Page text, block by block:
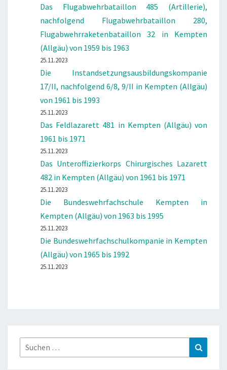
Das Flugabwehrbataillon 485 (Artillerie),
nachfolgend Flugabwehrbataillon 280,
Flugabwehrraketenbataillon 32 in Kempten
(Allgäu) von 1959 bis 1963
25.11.2023
Die Instandsetzungsausbildungskompanie
17/II, nachfolgend 6/8, 9/II in Kempten (Allgäu)
von 1961 bis 1993
25.11.2023
Das Feldlazarett 481 in Kempten (Allgäu) von
1961 bis 1971
25.11.2023
Das Unteroffizierkorps Chirurgisches Lazarett
482 in Kempten (Allgäu) von 1961 bis 1971
25.11.2023
Die Bundeswehrfachschule Kempten in
Kempten (Allgäu) von 1963 bis 1995
25.11.2023
Die Bundeswehrfachschulkompanie in Kempten
(Allgäu) von 1965 bis 1992
25.11.2023
Suche
nach: